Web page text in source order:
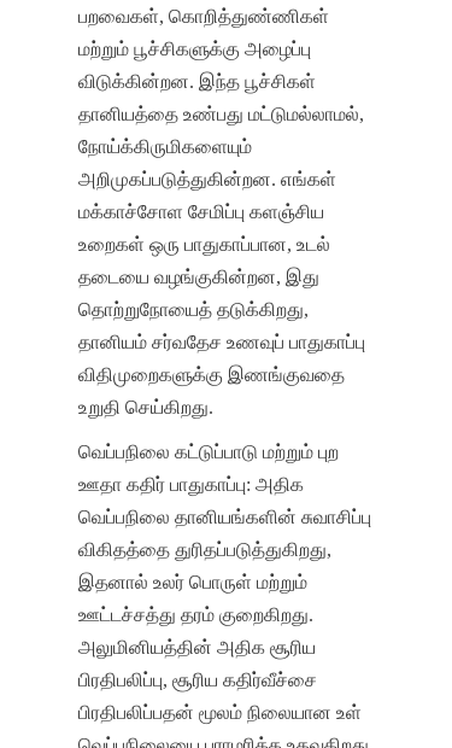
பறவைகள், கொறித்துண்ணிகள்
மற்றும் பூச்சிகளுக்கு அழைப்பு
விடுக்கின்றன. இந்த பூச்சிகள்
தானியத்தை உண்பது மட்டுமல்லாமல்,
நோய்க்கிருமிகளையும்
அறிமுகப்படுத்துகின்றன. எங்கள்
மக்காச்சோள சேமிப்பு களஞ்சிய
உறைகள் ஒரு பாதுகாப்பான, உடல்
தடையை வழங்குகின்றன, இது
தொற்றுநோயைத் தடுக்கிறது,
தானியம் சர்வதேச உணவுப் பாதுகாப்பு
விதிமுறைகளுக்கு இணங்குவதை
உறுதி செய்கிறது.
வெப்பநிலை கட்டுப்பாடு மற்றும் புற
ஊதா கதிர் பாதுகாப்பு: அதிக
வெப்பநிலை தானியங்களின் சுவாசிப்பு
விகிதத்தை துரிதப்படுத்துகிறது,
இதனால் உலர் பொருள் மற்றும்
ஊட்டச்சத்து தரம் குறைகிறது.
அலுமினியத்தின் அதிக சூரிய
பிரதிபலிப்பு, சூரிய கதிர்வீச்சை
பிரதிபலிப்பதன் மூலம் நிலையான உள்